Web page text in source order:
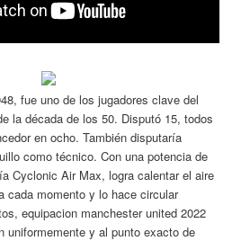
fue uno de los jugadores clave del
la década de los 50. Disputó 15, todos
en ocho. También disputaría
como técnico. Con una potencia de
Cyclonic Air Max, logra calentar el aire
cada momento y lo hace circular
equipacion manchester united 2022
uniformemente y al punto exacto de